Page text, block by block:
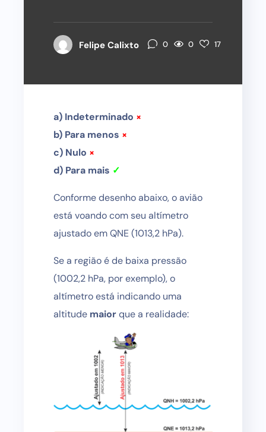
Felipe Calixto 0 0 17
a) Indeterminado ×
b) Para menos ×
c) Nulo ×
d) Para mais ✓
Conforme desenho abaixo, o avião
está voando com seu altímetro
ajustado em QNE (1013,2 hPa).
Se a região é de baixa pressão
(1002,2 hPa, por exemplo), o
altímetro está indicando uma
altitude maiorque a realidade: